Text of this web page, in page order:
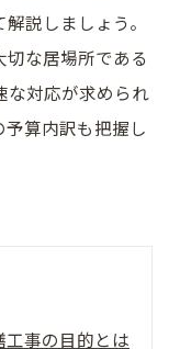
説しましょう。
な居場所である
な対応が求められ
算内訳も把握し
事の目的とは